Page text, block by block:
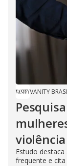
VANITY
Estudo
frequente e